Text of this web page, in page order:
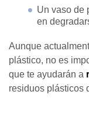
Un vaso de
en
Aunque
plástico, no es
que te ayudarán a
residuos plásticos